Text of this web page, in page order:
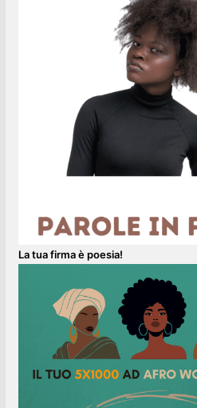
La tua firma è poesia!